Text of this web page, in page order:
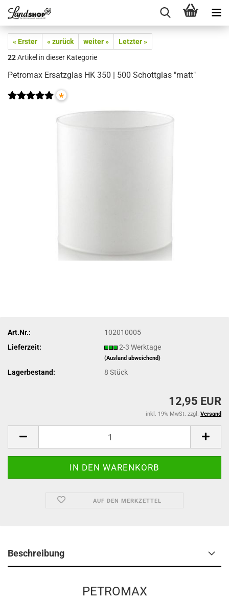
« Erster « zurück weiter »
Letzter »
22Artikel in dieser Kategorie
Petromax Ersatzglas HK 350 | 500 Schottglas "matt"
*
Art.Nr.:
102010005
Lieferzeit:
2-3 Werktage
(Ausland abweichend)
Lagerbestand: 8Stück
12,95 EUR
inkl. 19% MwSt. zzgl. Versand
AUF DEN MERKZETTEL
Beschreibung
PETROMAX